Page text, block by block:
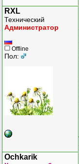
RXL
Технический
Администратор
Offline
Пол:
Ochkarik